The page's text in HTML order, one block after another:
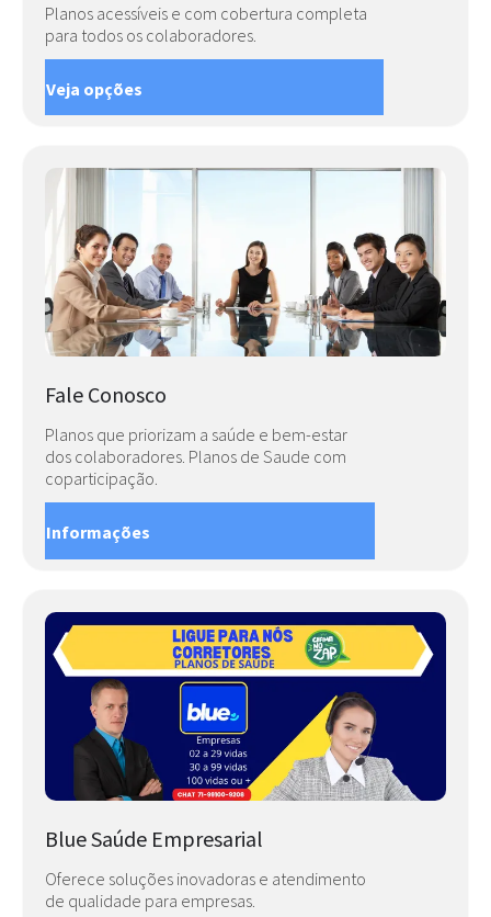
Planos acessíveis e com cobertura completa
para todos os colaboradores.
Veja opções
Fale Conosco
Planos que priorizam a saúde e bem-estar
dos colaboradores. Planos de Saude com
coparticipação.
Informações
Blue Saúde Empresarial
Oferece soluções inovadoras e atendimento
de qualidade para empresas.